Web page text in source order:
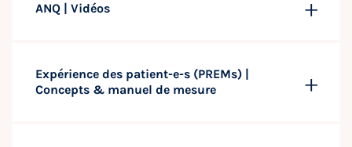
ANQ | Vidéos
Expérience des patient-e-s (PREMs) |
Concepts & manuel de mesure